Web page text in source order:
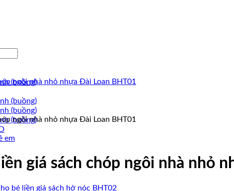
(buồng)
(buồng)
(buồng)
(buồng)
em
giá sách chóp ngôi nhà nhỏ